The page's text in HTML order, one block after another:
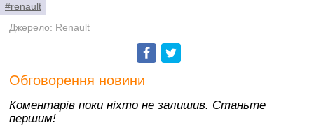
#renault
Джерело: Renault
Facebook
Обговорення новини
Коментарів поки ніхто не залишив. Станьте
першим!